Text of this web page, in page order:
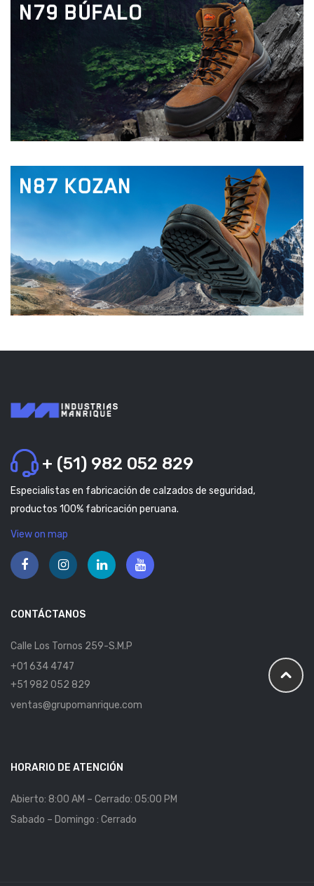
+ (51) 982 052 829
Especialistas en fabricación de calzados de seguridad,
productos 100% fabricación peruana.
View on map
CONTÁCTANOS
Calle Los Tornos 259-S.M.P
+01 634 4747
+51 982 052 829
ventas@grupomanrique.com
HORARIO DE ATENCIÓN
Abierto: 8:00 AM – Cerrado: 05:00 PM
Sabado – Domingo : Cerrado